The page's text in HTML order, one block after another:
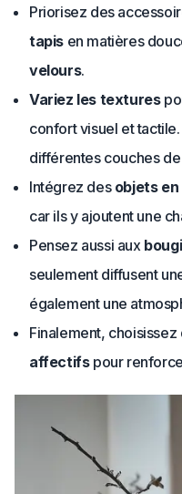
Priorisez des
tapis en matières
velours.
Variez les textures
confort visuel et
différentes couches
Intégrez des objets
car ils y ajoutent une
Pensez aussi aux
seulement diffusent
également une
Finalement, choisissez
affectifspour